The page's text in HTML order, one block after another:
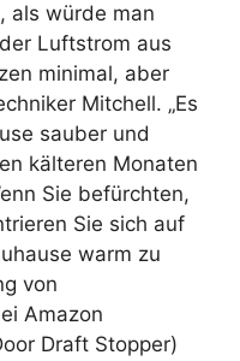
als würde man
Luftstrom aus
minimal, aber
Mitchell. „Es
sauber und
kälteren Monaten
Sie befürchten,
Sie sich auf
warm zu
von
Amazon
Draft Stopper)